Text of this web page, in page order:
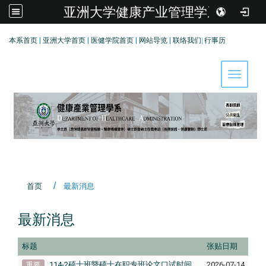
亚洲大学健康产业管理学系
本系首页 亚洲大学首页 医健学院首页 网站导览 联络我们 行事历
Toggle
首页 最新消息
最新消息
标题 张贴日期